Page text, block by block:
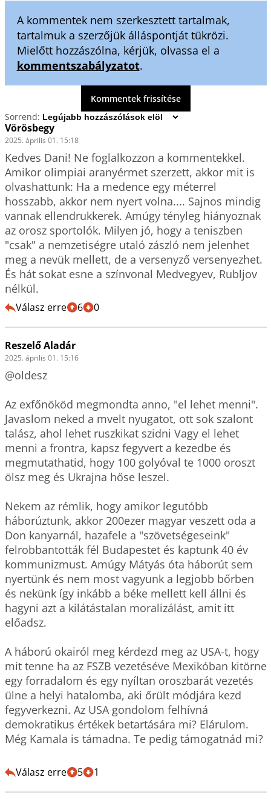
A kommentek nem szerkesztett tartalmak,
tartalmuk a szerzőjük álláspontját tükrözi.
Mielőtt hozzászólna, kérjük, olvassa el a
kommentszabályzatot.
Kommentek frissítése
Sorrend:
Vörösbegy
2025. április 01. 15:18
Kedves Dani! Ne foglalkozzon a kommentekkel.
Amikor olimpiai aranyérmet szerzett, akkor mit is
olvashattunk: Ha a medence egy méterrel
hosszabb, akkor nem nyert volna.... Sajnos mindig
vannak ellendrukkerek. Amúgy tényleg hiányoznak
az orosz sportolók. Milyen jó, hogy a teniszben
"csak" a nemzetiségre utaló zászló nem jelenhet
meg a nevük mellett, de a versenyző versenyezhet.
És hát sokat esne a színvonal Medvegyev, Rubljov
nélkül.
Válasz erre 6 0
Reszelő Aladár
2025. április 01. 15:16
@oldesz
Az exfőnököd megmondta anno, "el lehet menni".
Javaslom neked a mvelt nyugatot, ott sok szalont
talász, ahol lehet ruszkikat szidni Vagy el lehet
menni a frontra, kapsz fegyvert a kezedbe és
megmutathatid, hogy 100 golyóval te 1000 oroszt
ölsz meg és Ukrajna hőse leszel.
Nekem az rémlik, hogy amikor legutóbb
háborúztunk, akkor 200ezer magyar veszett oda a
Don kanyarnál, hazafele a "szövetségeseink"
felrobbantották fél Budapestet és kaptunk 40 év
kommunizmust. Amúgy Mátyás óta háborút sem
nyertünk és nem most vagyunk a legjobb bőrben
és nekünk így inkább a béke mellett kell állni és
hagyni azt a kilátástalan moralizálást, amit itt
előadsz.
A háború okairól meg kérdezd meg az USA-t, hogy
mit tenne ha az FSZB vezetéséve Mexikóban kitörne
egy forradalom és egy nyíltan oroszbarát vezetés
ülne a helyi hatalomba, aki őrült módjára kezd
fegyverkezni. Az USA gondolom felhívná
demokratikus értékek betartására mi? Elárulom.
Még Kamala is támadna. Te pedig támogatnád mi?
Válasz erre 5 1